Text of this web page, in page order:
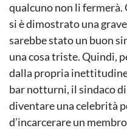
qualcuno non li fermerà.
si è dimostrato una
sarebbe stato un buon
una cosa triste. Quindi,
dalla propria
bar notturni, il sindaco
diventare una celebrità
d’incarcerare un